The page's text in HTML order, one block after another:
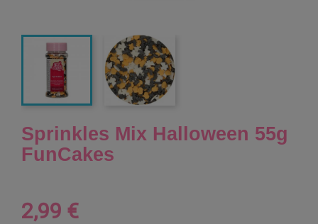
Sprinkles Mix Halloween 55g
FunCakes
2,99 €